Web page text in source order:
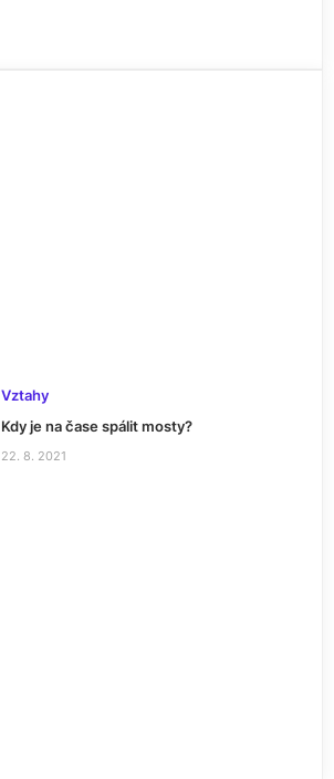
Vztahy
Kdy je na čase spálit mosty?
22. 8. 2021